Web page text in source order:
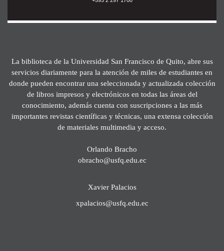
La biblioteca de la Universidad San Francisco de Quito, abre sus
servicios diariamente para la atención de miles de estudiantes en
donde pueden encontrar una seleccionada y actualizada colección
de libros impresos y electrónicos en todas las áreas del
conocimiento, además cuenta con suscripciones a las más
importantes revistas científicas y técnicas, una extensa colección
de materiales multimedia y acceso.
Orlando Bracho
obracho@usfq.edu.ec
Xavier Palacios
xpalacios@usfq.edu.ec